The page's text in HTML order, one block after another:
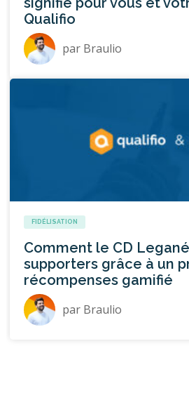
Qualifio
par Braulio
FIDÉLISATION
Comment le CD
supporters grâce à un
récompenses gamifié
par Braulio